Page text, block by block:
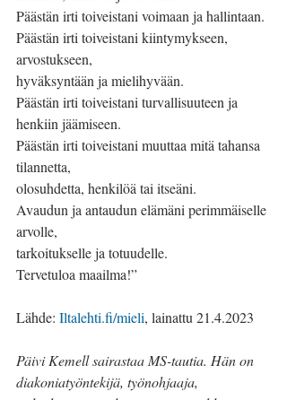
Päästän irti toiveistani voimaan ja hallintaan.
Päästän irti toiveistani kiintymykseen,
arvostukseen,
hyväksyntään ja mielihyvään.
Päästän irti toiveistani turvallisuuteen ja
henkiin jäämiseen.
Päästän irti toiveistani muuttaa mitä tahansa
tilannetta,
olosuhdetta, henkilöä tai itseäni.
Avaudun ja antaudun elämäni perimmäiselle
arvolle,
tarkoitukselle ja totuudelle.
Tervetuloa maailma!”
Lähde: Iltalehti.fi/mieli, lainattu 21.4.2023
Päivi Kemell sairastaa MS-tautia. Hän on
diakoniatyöntekijä, työnohjaaja,